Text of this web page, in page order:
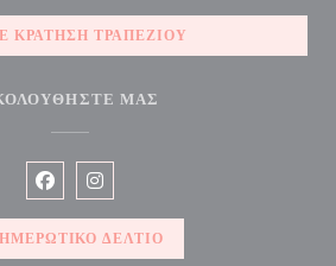
ΚΡΆΤΗΣΗ ΤΡΑΠΕΖΙΟΎ
ΜΑΣ
Facebook ((ανοίγει σε νέο
Instagram ((ανοίγει σε νέο
ΔΕΛΤΊΟ